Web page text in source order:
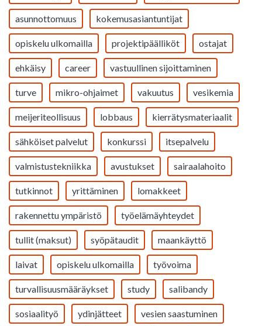
asunnottomuus kokemusasiantuntijat
opiskelu ulkomailla projektipäälliköt ostajat
ehkäisy career vastuullinen sijoittaminen
turve mikro-ohjaimet vakuutus vesikemia
meijeriteollisuus lobbaus kierrätysmateriaalit
sähköiset palvelut konkurssi itsepalvelu
valmistustekniikka avustukset sairaalahoito
tutkinnot yrittäminen lomakkeet
rakennettu ympäristö työelämäyhteydet
tullit (maksut) syöpätaudit maankäyttö
laivat opiskelu ulkomailla työvoima
turvallisuusmääräykset study salibandy
sosiaalityö ydinjätteet vesien saastuminen